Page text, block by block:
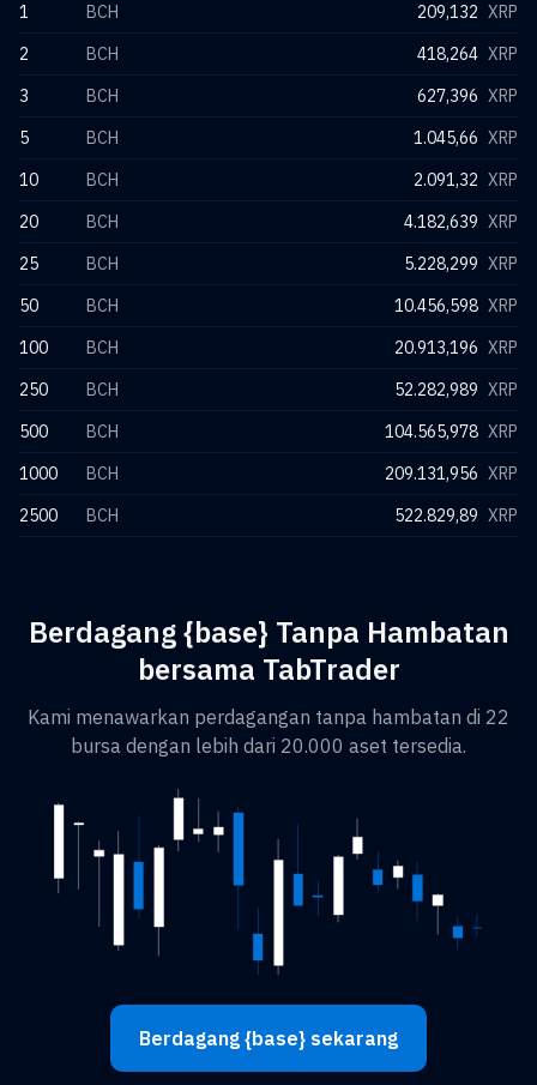
1
BCH 209,132 XRP
2
BCH 418,264 XRP
3
BCH 627,396 XRP
5
BCH 1.045,66 XRP
10
BCH 2.091,32 XRP
20
BCH 4.182,639 XRP
25
BCH 5.228,299 XRP
50
BCH 10.456,598 XRP
100
BCH 20.913,196 XRP
250
BCH 52.282,989 XRP
500
BCH 104.565,978 XRP
1000
BCH 209.131,956 XRP
2500
BCH 522.829,89 XRP
Berdagang {base} Tanpa Hambatan
bersama TabTrader
Kami menawarkan perdagangan tanpa hambatan di 22
bursa dengan lebih dari 20.000 aset tersedia.
Berdagang {base} sekarang